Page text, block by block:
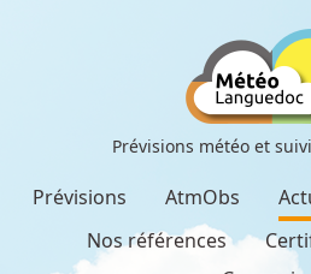
Prévisions météo et
Prévisions AtmObs
Nos références